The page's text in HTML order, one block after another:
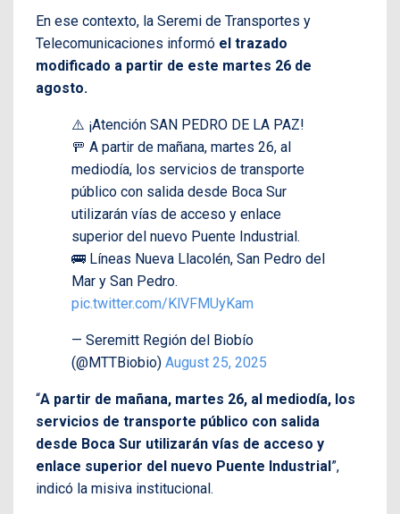
En ese contexto, la Seremi de Transportes y
Telecomunicaciones informó el trazado
modificado a partir de este martes 26 de
agosto.
⚠️ ¡Atención SAN PEDRO DE LA PAZ!
🚥 A partir de mañana, martes 26, al
mediodía, los servicios de transporte
público con salida desde Boca Sur
utilizarán vías de acceso y enlace
superior del nuevo Puente Industrial.
🚌 Líneas Nueva Llacolén, San Pedro del
Mar y San Pedro.
pic.twitter.com/KlVFMUyKam
— Seremitt Región del Biobío
(@MTTBiobio) August 25, 2025
“A partir de mañana, martes 26, al mediodía, los
servicios de transporte público con salida
desde Boca Sur utilizarán vías de acceso y
enlace superior del nuevo Puente Industrial”,
indicó la misiva institucional.